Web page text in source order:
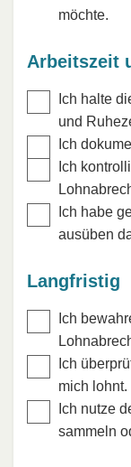
möchte.
Arbeitszeit
Ich halte
und
Ich
Ich
Ich habe
ausüben
Langfristig
Ich
Ich
mich lohnt.
Ich nutze
sammeln